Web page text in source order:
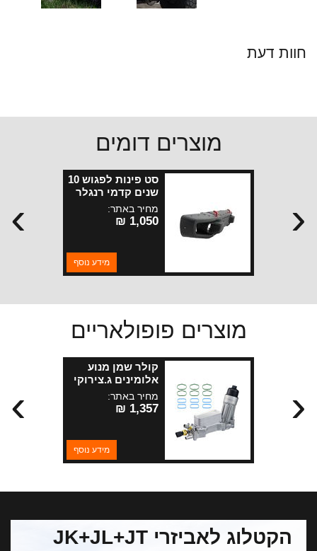
חוות דעת
מוצרים דומים
סט פינות לפגוש 10
שנים קדמי רנגלר
JK
מחיר באתר:
1,050 ₪
מידע נוסף
› ‹
מוצרים פופולאריים
קולר שמן מנוע
אלומינים ג.צירוקי
+JL+ WK2+JK
דיזל+KL 3.2 2014
מחיר באתר:
1,357 ₪
מידע נוסף
› ‹
הקטלוג לאביזרי JK+JL+JT